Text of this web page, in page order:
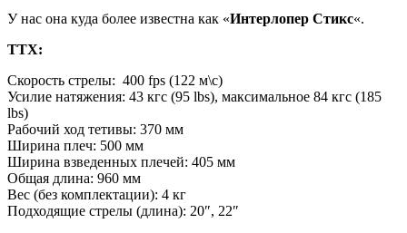
У нас она куда более известна как «Интерлопер Стикс«.
ТТХ:
Скорость стрелы: 400 fps (122 м\c)
Усилие натяжения: 43 кгс (95 lbs), максимальное 84 кгс (185
lbs)
Рабочий ход тетивы: 370 мм
Ширина плеч: 500 мм
Ширина взведенных плечей: 405 мм
Общая длина: 960 мм
Вес (без комплектации): 4 кг
Подходящие стрелы (длина): 20″, 22″